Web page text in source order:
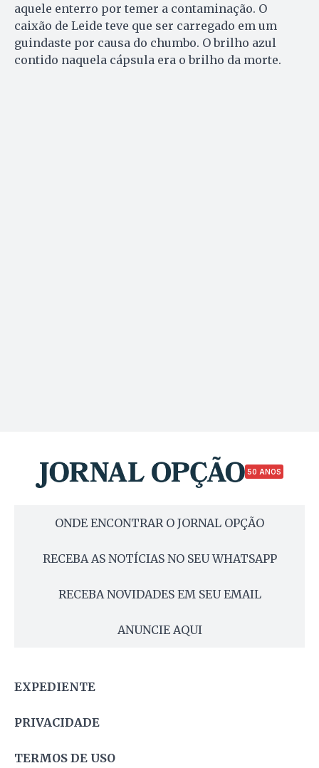
aquele enterro por temer a contaminação. O
caixão de Leide teve que ser carregado em um
guindaste por causa do chumbo. O brilho azul
contido naquela cápsula era o brilho da morte.
50 ANOS
ONDE ENCONTRAR O JORNAL OPÇÃO
RECEBA AS NOTÍCIAS NO SEU WHATSAPP
RECEBA NOVIDADES EM SEU EMAIL
ANUNCIE AQUI
EXPEDIENTE
PRIVACIDADE
TERMOS DE USO